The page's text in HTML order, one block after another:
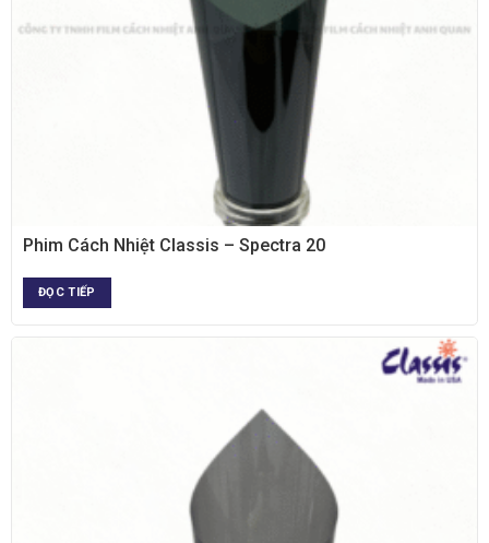
XEM NHANH
Phim Cách Nhiệt Classis – Spectra 20
ĐỌC TIẾP